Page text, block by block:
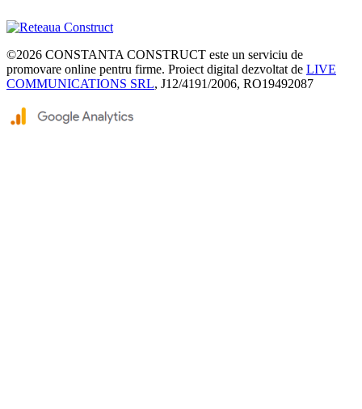
©2026 CONSTANTA CONSTRUCT este un serviciu de
promovare online pentru firme. Proiect digital dezvoltat de LIVE
COMMUNICATIONS SRL, J12/4191/2006, RO19492087